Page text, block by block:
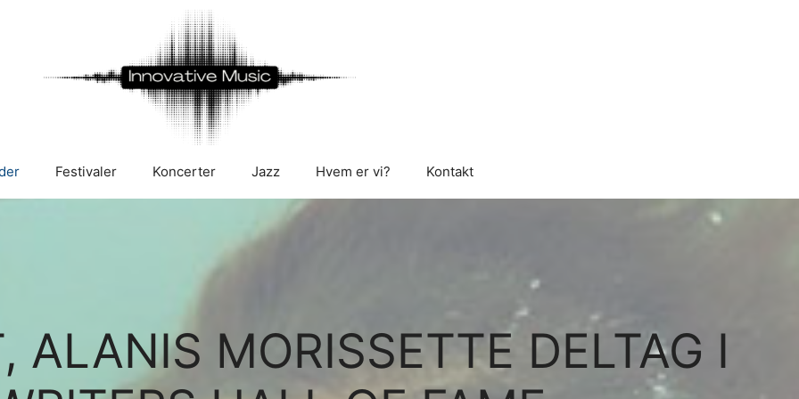
Festivaler Koncerter Jazz Hvem er vi? Kontakt
ALANIS MORISSETTE DELTAG I